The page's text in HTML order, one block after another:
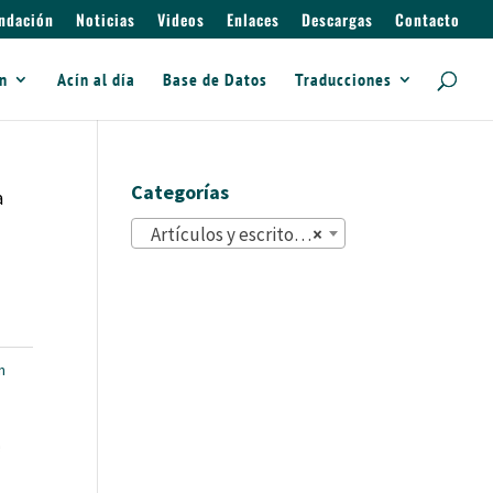
Noticias Videos Enlaces Descargas Contacto
Acín al día Base de Datos Traducciones
Categorías
×
Artículos y escritos (822)